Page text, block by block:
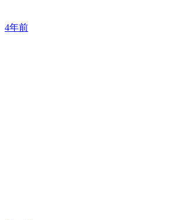
4年前